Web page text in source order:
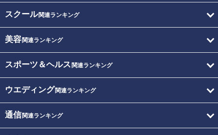
スクール関連ランキング
美容関連ランキング
スポーツ＆ヘルス 関連ランキング
ウエディング関連ランキング
通信関連ランキング